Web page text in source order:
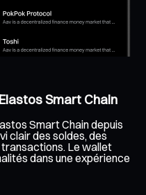
Smart Chain
Smart Chain depuis
clair des soldes, des
Le wallet
dans une expérience